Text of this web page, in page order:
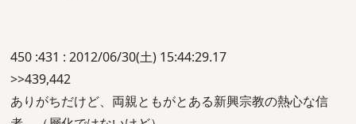
450 :431 : 2012/06/30(土) 15:44:29.17
>>439,442
ありがちだけど、両親ともがとある新興宗教の熱心な信